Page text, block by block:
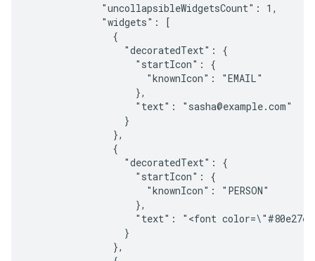
             "uncollapsibleWidgetsCount": 1,
             "widgets": [
               {
                 "decoratedText": {
                   "startIcon": {
                     "knownIcon": "EMAIL"
                   },
                   "text": "sasha@example.com"
                 }
               },
               {
                 "decoratedText": {
                   "startIcon": {
                     "knownIcon": "PERSON"
                   },
"text": "<font
                 }
               },